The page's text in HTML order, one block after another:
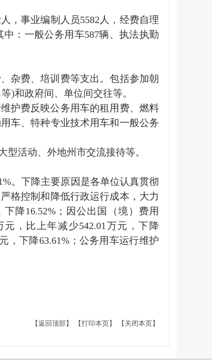
，事业编制人员5582人，经费自理
中：一般公务用车587辆、执法执勤
杂费、培训费等支出。包括参加朝
)和政府间、单位间交往等。
护费反映公务用车的租用费、燃料
车、特种专业技术用车和一般公务
型活动、外地州市交流接待等。
。下降主要原因是各单位认真贯彻
格控制和降低行政运行成本，大力
降16.52%；因公出国（境）费用
元，比上年减少542.01万元，下降
，下降63.61%；公务用车运行维护
【返回顶部】
【打印本页】 【关闭本页】